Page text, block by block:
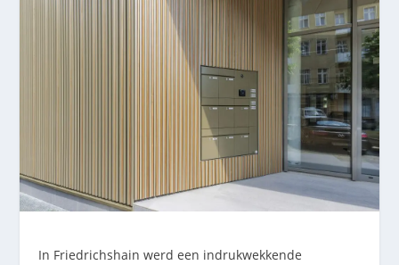
In Friedrichshain werd een indrukwekkende